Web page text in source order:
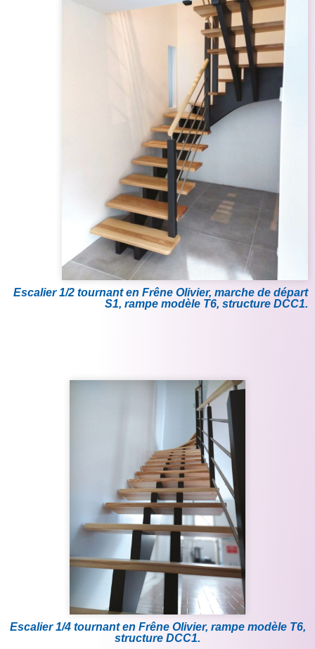
Escalier 1/2 tournant en Frêne Olivier, marche de départ
S1, rampe modèle T6, structure DCC1.
Escalier 1/4 tournant en Frêne Olivier, rampe modèle T6,
structure DCC1.